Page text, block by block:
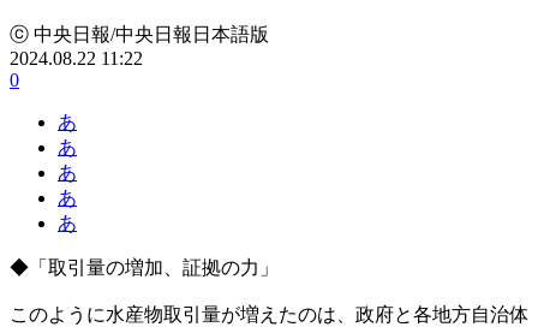
ⓒ 中央日報/中央日報日本語版
2024.08.22 11:22
0
あ
あ
あ
あ
あ
◆「取引量の増加、証拠の力」
このように水産物取引量が増えたのは、政府と各地方自治体